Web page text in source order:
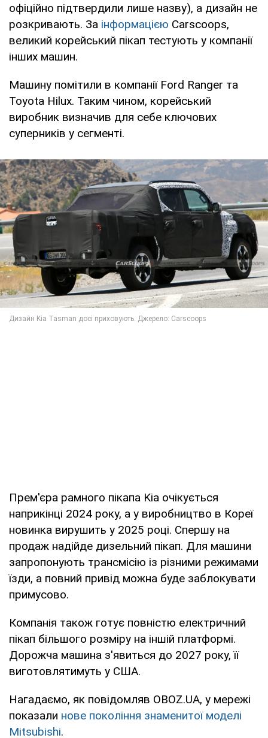
офіційно підтвердили лише назву), а дизайн не
розкривають. За інформацією Carscoops,
великий корейський пікап тестують у компанії
інших машин.
Машину помітили в компанії Ford Ranger та
Toyota Hilux. Таким чином, корейський
виробник визначив для себе ключових
суперників у сегменті.
Прем'єра рамного пікапа Kia очікується
наприкінці 2024 року, а у виробництво в Кореї
новинка вирушить у 2025 році. Спершу на
продаж надійде дизельний пікап. Для машини
запропонують трансмісію із різними режимами
їзди, а повний привід можна буде заблокувати
примусово.
Компанія також готує повністю електричний
пікап більшого розміру на іншій платформі.
Дорожча машина з'явиться до 2027 року, її
виготовлятимуть у США.
Нагадаємо, як повідомляв OBOZ.UA, у мережі
показали нове покоління знаменитої моделі
Mitsubishi.